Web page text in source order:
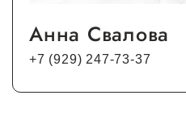
Анна Свалова
+7 (929) 247-73-37